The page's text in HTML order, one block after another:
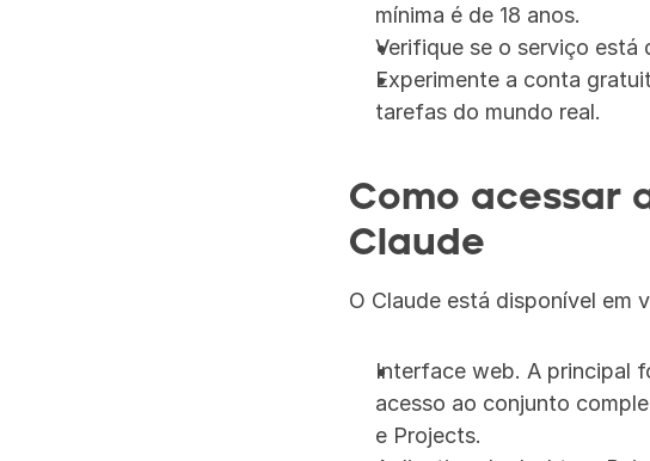
mínima é de 18 anos.
Verifique se o serviço está
Experimente a conta
tarefas do mundo real.
Como acessar
Claude
O Claude está disponível em
Interface web. A principal
acesso ao conjunto
e Projects.